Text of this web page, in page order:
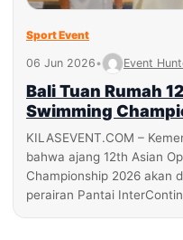
Sport Event
06 Jun 2026• Event
Bali Tuan Rumah
Swimming
KILASEVENT.COM –
bahwa ajang 12th Asian
Championship 2026 akan
perairan Pantai